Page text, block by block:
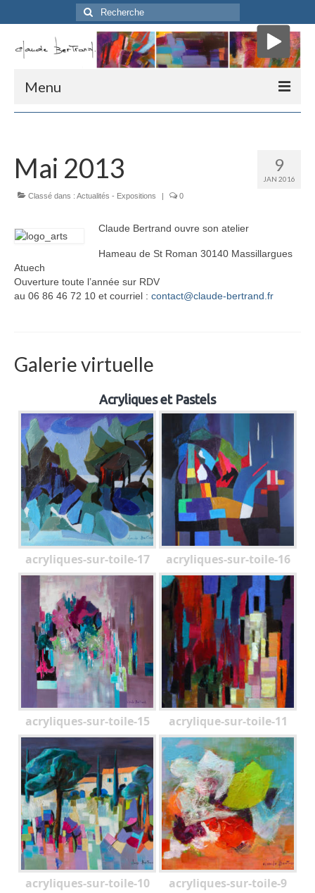
Rechercher
:
Menu
Critique d’Art
Presse
Me contacter
» Parcours «
9
JAN 2016
Mai 2013
Classé dans : Actualités - Expositions | 0
Claude Bertrand ouvre son atelier
Hameau de St Roman 30140 Massillargues
Atuech
Ouverture toute l’année sur RDV
au 06 86 46 72 10 et courriel : contact@claude-bertrand.fr
Galerie virtuelle
Acryliques et Pastels
acryliques-sur-toile-17 acryliques-sur-toile-16
acryliques-sur-toile-15 acrylique-sur-toile-11
acryliques-sur-toile-10 acryliques-sur-toile-9